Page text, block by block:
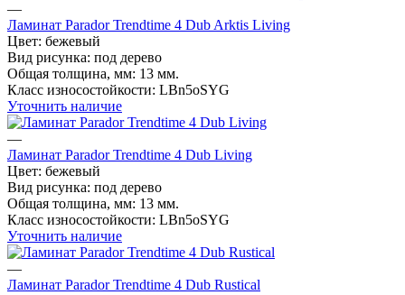
—
Ламинат Parador Trendtime 4 Dub Arktis Living
Цвет: бежевый
Вид рисунка: под дерево
Общая толщина, мм: 13 мм.
Класс износостойкости: LBn5oSYG
Уточнить наличие
—
Ламинат Parador Trendtime 4 Dub Living
Цвет: бежевый
Вид рисунка: под дерево
Общая толщина, мм: 13 мм.
Класс износостойкости: LBn5oSYG
Уточнить наличие
—
Ламинат Parador Trendtime 4 Dub Rustical